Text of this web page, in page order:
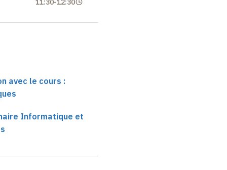
11:30-12:30
avec le cours :
Informatique et